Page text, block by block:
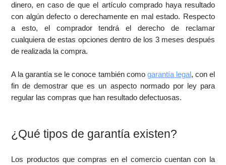
dinero, en caso de que el artículo comprado haya resultado
con algún defecto o derechamente en mal estado. Respecto
a esto, el comprador tendrá el derecho de reclamar
cualquiera de estas opciones dentro de los 3 meses después
de realizada la compra.
A la garantía se le conoce también como garantía legal, con el
fin de demostrar que es un aspecto normado por ley para
regular las compras que han resultado defectuosas.
¿Qué tipos de garantía existen?
Los productos que compras en el comercio cuentan con la